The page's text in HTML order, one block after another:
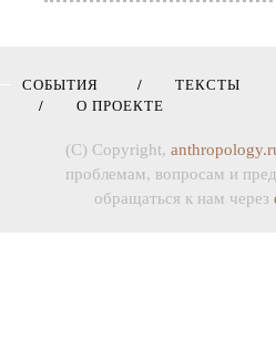
СОБЫТИЯ ТЕКСТЫ
О ПРОЕКТЕ
(C) Copyright,
проблемам, вопросам и
обращаться к нам через